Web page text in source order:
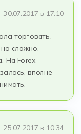
30.07.2017 в 17:10
торговать.
сложно.
На Forex
вполне
25.07.2017 в 10:34